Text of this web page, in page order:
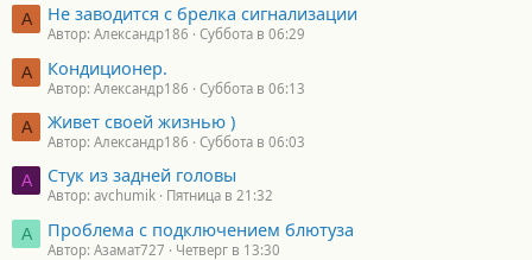
А Не заводится с брелка сигнализации
Автор: Александр186 Суббота в 06:29
А Кондиционер.
Автор: Александр186 Суббота в 06:13
А Живет своей жизнью )
Автор: Александр186 Суббота в 06:03
A Стук из задней головы
Автор: avchumik Пятница в 21:32
А Проблема с подключением блютуза
Автор: Азамат727 Четверг в 13:30